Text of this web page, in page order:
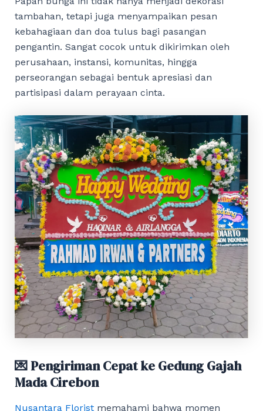
tambahan, tetapi juga menyampaikan pesan
kebahagiaan dan doa tulus bagi pasangan
pengantin. Sangat cocok untuk dikirimkan oleh
perusahaan, instansi, komunitas, hingga
perseorangan sebagai bentuk apresiasi dan
partisipasi dalam perayaan cinta.
💌 Pengiriman Cepat ke Gedung Gajah
Mada Cirebon
Nusantara Floristmemahami bahwa momen